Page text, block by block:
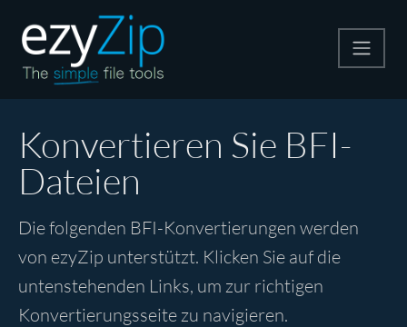
Entpacken
Konvertiere
Weitere Tools
Konvertieren Sie BFI-
Dateien
Die folgenden BFI-Konvertierungen werden
von ezyZip unterstützt. Klicken Sie auf die
untenstehenden Links, um zur richtigen
Konvertierungsseite zu navigieren.